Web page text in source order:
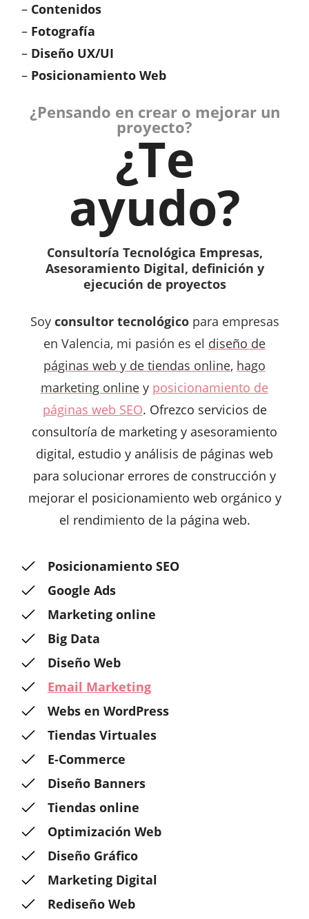
– Contenidos
– Fotografía
– Diseño UX/UI
– Posicionamiento Web
¿Pensando en crear o mejorar un
proyecto?
¿Te
ayudo?
Consultoría Tecnológica Empresas,
Asesoramiento Digital, definición y
ejecución de proyectos
Soy consultor tecnológicopara empresas
en Valencia, mi pasión es el diseño de
páginas web y de tiendas online, hago
marketing online y posicionamiento de
páginas web SEO. Ofrezco servicios de
consultoría de marketing y asesoramiento
digital, estudio y análisis de páginas web
para solucionar errores de construcción y
mejorar el posicionamiento web orgánico y
el rendimiento de la página web.
Posicionamiento SEO
Google Ads
Marketing online
Big Data
Diseño Web
Email Marketing
Webs en WordPress
Tiendas Virtuales
E-Commerce
Diseño Banners
Tiendas online
Optimización Web
Diseño Gráfico
Marketing Digital
Rediseño Web